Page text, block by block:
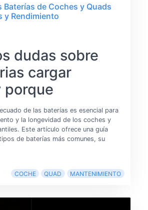
Baterías de Coches y Quads
y Rendimiento
dudas sobre
cargar
porque
de las baterías es esencial para
y la longevidad de los coches y
Este artículo ofrece una guía
de baterías más comunes, su
COCHE QUAD MANTENIMIENTO